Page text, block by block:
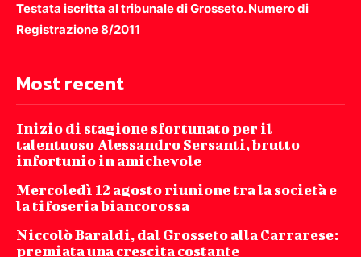
Testata iscritta al tribunale di Grosseto. Numero di
Registrazione 8/2011
Most recent
Inizio di stagione sfortunato per il
talentuoso Alessandro Sersanti, brutto
infortunio in amichevole
Mercoledì 12 agosto riunione tra la società e
la tifoseria biancorossa
Niccolò Baraldi, dal Grosseto alla Carrarese:
premiata una crescita costante